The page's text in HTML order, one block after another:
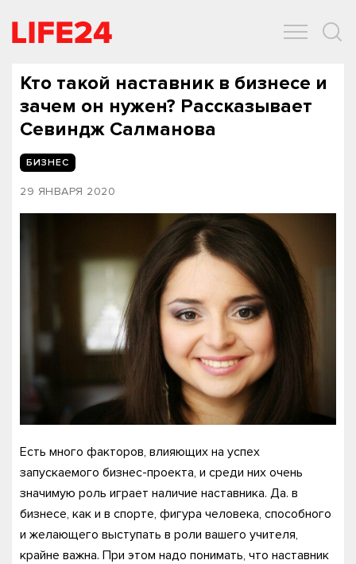
Кто такой наставник в бизнесе и
зачем он нужен? Рассказывает
Севиндж Салманова
БИЗНЕС
29 ЯНВАРЯ 2020
Есть много факторов, влияющих на успех
запускаемого бизнес-проекта, и среди них очень
значимую роль играет наличие наставника. Да. в
бизнесе, как и в спорте, фигура человека, способного
и желающего выступать в роли вашего учителя,
крайне важна. При этом надо понимать, что наставник